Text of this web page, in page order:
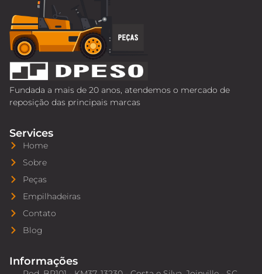
Fundada a mais de 20 anos, atendemos o mercado de
reposição das principais marcas
Services
Home
Sobre
Peças
Empilhadeiras
Contato
Blog
Informações